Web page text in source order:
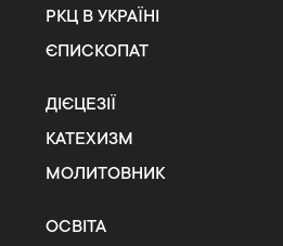
РКЦ В УКРАЇНІ
ЄПИСКОПАТ
ДІЄЦЕЗІЇ
КАТЕХИЗМ
МОЛИТОВНИК
ОСВІТА